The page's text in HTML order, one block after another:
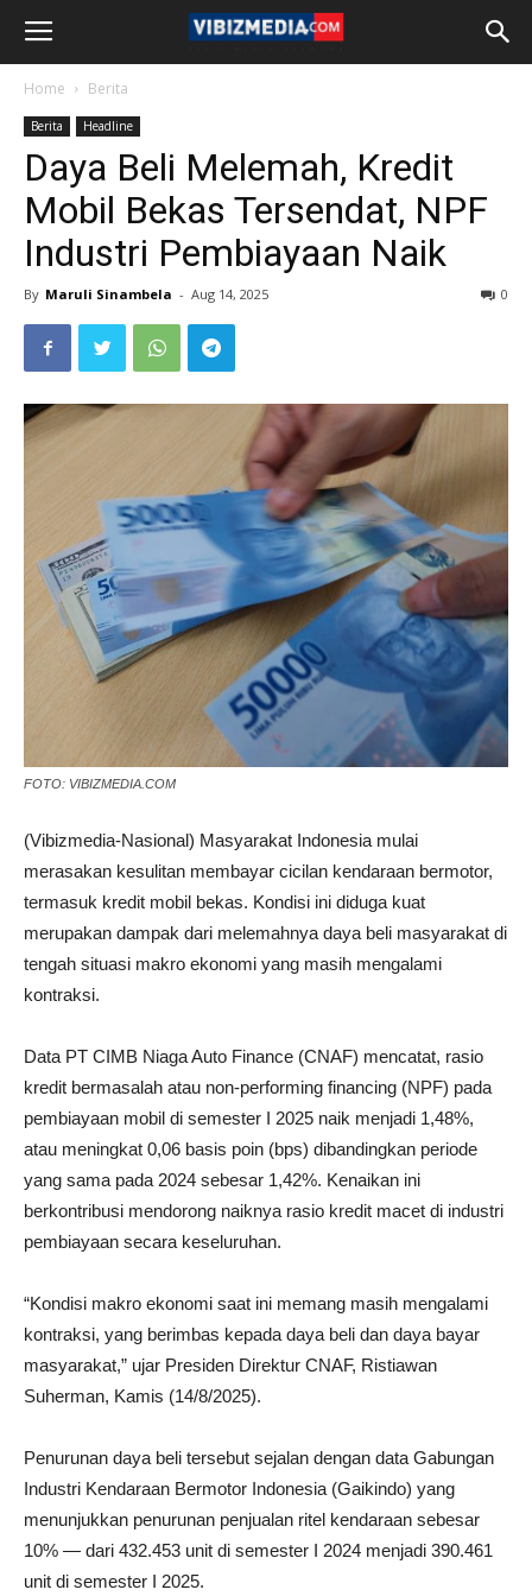
Home Berita
Berita Headline
Daya Beli Melemah, Kredit
Mobil Bekas Tersendat, NPF
Industri Pembiayaan Naik
By Maruli Sinambela - Aug 14, 2025 0
FOTO: VIBIZMEDIA.COM
(Vibizmedia-Nasional) Masyarakat Indonesia mulai
merasakan kesulitan membayar cicilan kendaraan bermotor,
termasuk kredit mobil bekas. Kondisi ini diduga kuat
merupakan dampak dari melemahnya daya beli masyarakat di
tengah situasi makro ekonomi yang masih mengalami
kontraksi.
Data PT CIMB Niaga Auto Finance (CNAF) mencatat, rasio
kredit bermasalah atau non-performing financing (NPF) pada
pembiayaan mobil di semester I 2025 naik menjadi 1,48%,
atau meningkat 0,06 basis poin (bps) dibandingkan periode
yang sama pada 2024 sebesar 1,42%. Kenaikan ini
berkontribusi mendorong naiknya rasio kredit macet di industri
pembiayaan secara keseluruhan.
“Kondisi makro ekonomi saat ini memang masih mengalami
kontraksi, yang berimbas kepada daya beli dan daya bayar
masyarakat,” ujar Presiden Direktur CNAF, Ristiawan
Suherman, Kamis (14/8/2025).
Penurunan daya beli tersebut sejalan dengan data Gabungan
Industri Kendaraan Bermotor Indonesia (Gaikindo) yang
menunjukkan penurunan penjualan ritel kendaraan sebesar
10% — dari 432.453 unit di semester I 2024 menjadi 390.461
unit di semester I 2025.